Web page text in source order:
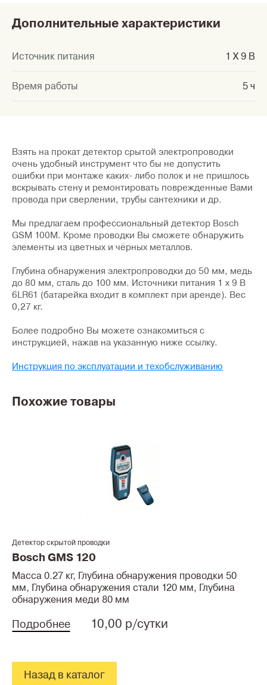
Дополнительные характеристики
Источник питания 1 X 9 В
Время работы 5 ч
Взять на прокат детектор срытой электропроводки
очень удобный инструмент что бы не допустить
ошибки при монтаже каких- либо полок и не пришлось
вскрывать стену и ремонтировать поврежденные Вами
провода при сверлении, трубы сантехники и др.
Мы предлагаем профессиональный детектор Bosch
GSM 100M. Кроме проводки Вы сможете обнаружить
элементы из цветных и чёрных металлов.
Глубина обнаружения электропроводки до 50 мм, медь
до 80 мм, сталь до 100 мм. Источники питания 1 x 9 В
6LR61 (батарейка входит в комплект при аренде). Вес
0,27 кг.
Более подробно Вы можете ознакомиться с
инструкцией, нажав на указанную ниже ссылку.
Инструкция по эксплуатации и техобслуживанию
Похожие товары
Детектор скрытой проводки
Bosch GMS 120
Масса 0.27 кг, Глубина обнаружения проводки 50
мм, Глубина обнаружения стали 120 мм, Глубина
обнаружения меди 80 мм
Подробнее 10,00 р/сутки
Назад в каталог